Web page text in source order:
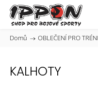
Domů / OBLEČENÍ PRO
KALHOTY